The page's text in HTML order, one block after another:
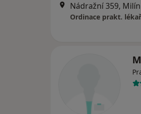
Nádražní 359, Milín
Ordinace prakt.